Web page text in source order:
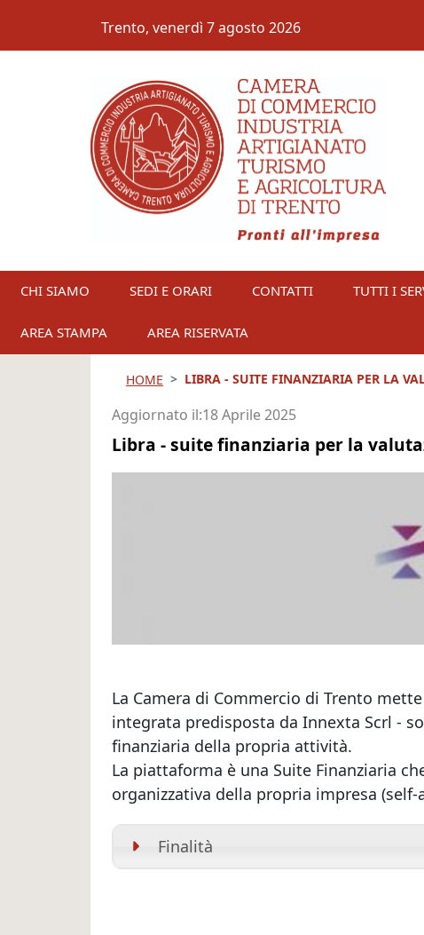
Trento, venerdì 7 agosto 2026
CHI SIAMO SEDI E ORARI CONTATTI TUTTI I
AREA STAMPA AREA RISERVATA
HOME LIBRA - SUITE FINANZIARIA PER LA
Aggiornato il 18 Aprile 2025
Libra - suite finanziaria per la
La Camera di Commercio di Trento
integrata predisposta da Innexta Scrl -
finanziaria della propria attività.
La piattaforma è una Suite Finanziaria
organizzativa della propria impresa (self-
Finalità